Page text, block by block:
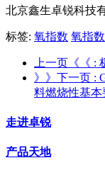
北京鑫生卓锐科技
标签: 氧指数 氧指
上一页《《 :
》》下一页 :
料燃烧性基本
走进卓锐
产品天地